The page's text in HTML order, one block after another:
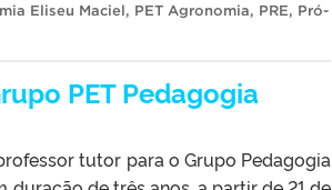
Eliseu Maciel, PET Agronomia, PRE, Pró-
PET Pedagogia
tutor para o Grupo Pedagogia